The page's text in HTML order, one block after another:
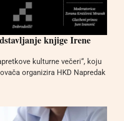
knjige Irene
kulturne večeri“, koju
organizira HKD Napredak